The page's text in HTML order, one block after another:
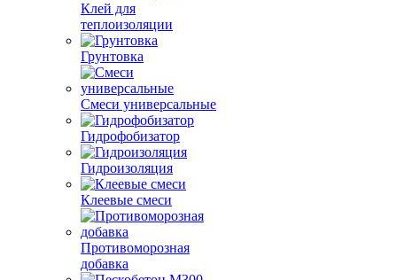
Клей для
теплоизоляции
Грунтовка
Смеси универсальные
Гидрофобизатор
Гидроизоляция
Клеевые смеси
Противоморозная
добавка